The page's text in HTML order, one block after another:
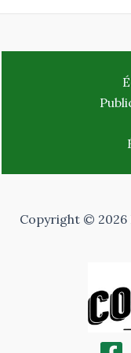
Copyright © 2026